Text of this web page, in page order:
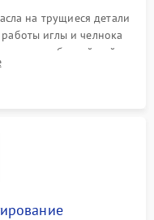
на трущиеся детали
иглы и челнока
зубчатой рейки,
натяжителей верхней